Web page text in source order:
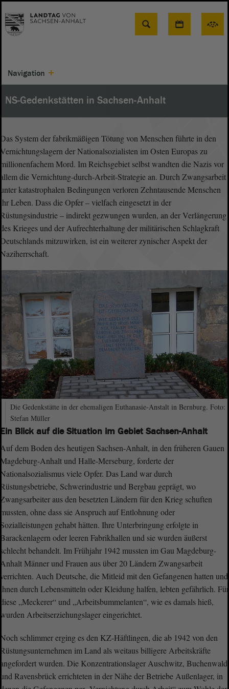
Suche
Navigation
NS-Gedenkstätten in Sachsen-Anhalt
Das System der fabrikmäßigen Tötung von Menschen führte in den
Vernichtungslagern der Nationalsozialisten im Osten Europas zu
millionenfachem Mord. Im Reichsgebiet selbst wandten die Nazis vor
allem die Vernichtung-durch-Arbeit-Strategie an. Durch Zwangsarbeit
unter katastrophalen Bedingungen verloren Zehntausende Menschen
ihr Leben. Dass die Opfer – vielfach eingesetzt in der
Rüstungsindustrie – indirekt gezwungen wurden, an der Verlängerung
des Krieges und der Aufrechterhaltung der militärischen Schlagkraft
Deutschlands mitzuwirken, ist ein weiterer zynischer Aspekt der
Naziherrschaft.
Die Gedenkstätte in der ehemaligen Euthanasie-Anstalt in Bernburg. Foto:
Stefan Müller
Ein Blick auf die Situation im Gebiet Sachsen-Anhalt
Auf dem Boden des heutigen Sachsen-Anhalt, in den früheren Gauen
Magdeburg-Anhalt und Halle-Merseburg, forderte der
Nationalsozialismus viele Opfer. Das Land war durch
Rüstungsbetriebe, Schwerindustrie und Bergbau geprägt, wo
Zwangsarbeiter aus den besetzten Ländern für den Krieg schuften
mussten, ohne dass sie Anspruch auf Entlohnung oder
Sozialleistungen gehabt hätten. Ihre Unterbringung erfolgte in
Barackenlagern oder leeren Fabrikhallen und sie wurden äußerst
schlecht behandelt. Im Frühjahr 1942 mussten im Gau Magdeburg-
Anhalt Männer und Frauen aus über 20 Ländern Zwangsarbeit
verrichten. Auch Deutsche, die Mitleid mit den Gefangenen hatten und
ihnen durch Lebensmitteln oder Kleidung halfen, lebten gefährlich. Für
diese „Meckerer“ und „Arbeitsbummelanten“, wie es damals hieß,
wurden Arbeitserziehungslager eingerichtet.
Noch schlimmer erging es den KZ-Häftlingen, die ab 1942 von den
Rüstungsunternehmen im Land als weitaus billigere Arbeitskräfte
angefordert wurden. Die Konzentrationslager Auschwitz, Buchenwald
und Ravensbrück errichteten in der Nähe der Betriebe Außenlager, in